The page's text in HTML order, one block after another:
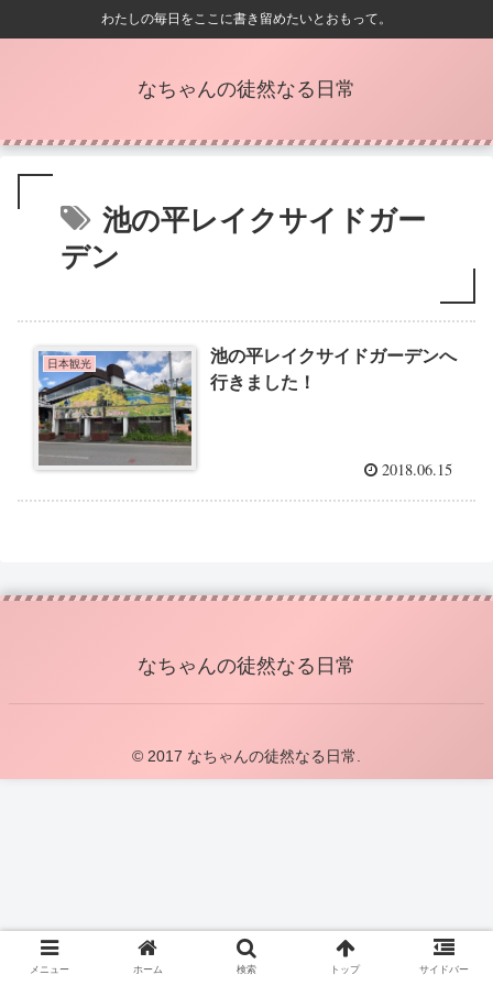
わたしの毎日をここに書き留めたいとおもって。
なちゃんの徒然なる日常
池の平レイクサイドガー
デン
日本観光
池の平レイクサイドガーデンへ
行きました！
2018.06.15
なちゃんの徒然なる日常
© 2017 なちゃんの徒然なる日常.
メニュー ホーム 検索 トップ サイドバー